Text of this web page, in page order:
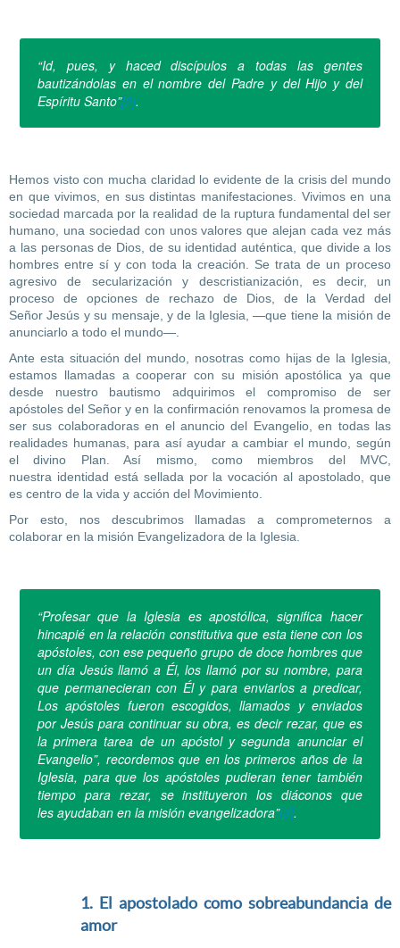
“Id, pues, y haced discípulos a todas las gentes
bautizándolas en el nombre del Padre y del Hijo y del
Espíritu Santo”[2].
Hemos visto con mucha claridad lo evidente de la crisis del mundo
en que vivimos, en sus distintas manifestaciones. Vivimos en una
sociedad marcada por la realidad de la ruptura fundamental del ser
humano, una sociedad con unos valores que alejan cada vez más
a las personas de Dios, de su identidad auténtica, que divide a los
hombres entre sí y con toda la creación. Se trata de un proceso
agresivo de secularización y descristianización, es decir, un
proceso de opciones de rechazo de Dios, de la Verdad del
Señor Jesús y su mensaje, y de la Iglesia, —que tiene la misión de
anunciarlo a todo el mundo—.
Ante esta situación del mundo, nosotras como hijas de la Iglesia,
estamos llamadas a cooperar con su misión apostólica ya que
desde nuestro bautismo adquirimos el compromiso de ser
apóstoles del Señor y en la confirmación renovamos la promesa de
ser sus colaboradoras en el anuncio del Evangelio, en todas las
realidades humanas, para así ayudar a cambiar el mundo, según
el divino Plan. Así mismo, como miembros del MVC,
nuestra identidad está sellada por la vocación al apostolado, que
es centro de la vida y acción del Movimiento.
Por esto, nos descubrimos llamadas a comprometernos a
colaborar en la misión Evangelizadora de la Iglesia.
“Profesar que la Iglesia es apostólica, significa hacer
hincapié en la relación constitutiva que esta tiene con los
apóstoles, con ese pequeño grupo de doce hombres que
un día Jesús llamó a Él, los llamó por su nombre, para
que permanecieran con Él y para enviarlos a predicar,
Los apóstoles fueron escogidos, llamados y enviados
por Jesús para continuar su obra, es decir rezar, que es
la primera tarea de un apóstol y segunda anunciar el
Evangelio”, recordemos que en los primeros años de la
Iglesia, para que los apóstoles pudieran tener también
tiempo para rezar, se instituyeron los diáconos que
les ayudaban en la misión evangelizadora”[3].
1. El apostolado como sobreabundancia de
amor